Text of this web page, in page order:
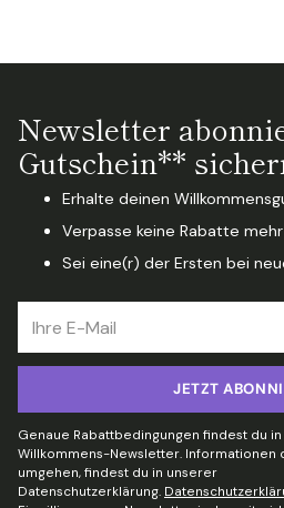
Newsletter
Gutschein**
Erhalte deinen
Verpasse keine Rabatte mehr
Sei eine(r) der Ersten bei
E-
Mail
JETZT
Genaue Rabattbedingungen findest du
Willkommens-Newsletter. Informationen
umgehen, findest du in unserer
Datenschutzerklärung.